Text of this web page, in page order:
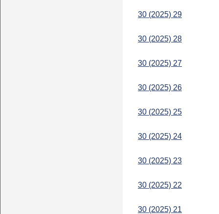
30 (2025) 29
30 (2025) 28
30 (2025) 27
30 (2025) 26
30 (2025) 25
30 (2025) 24
30 (2025) 23
30 (2025) 22
30 (2025) 21